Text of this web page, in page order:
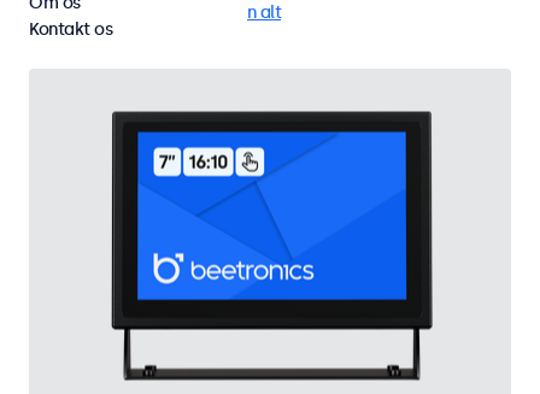
Væg Fjern alt
Kontakt os